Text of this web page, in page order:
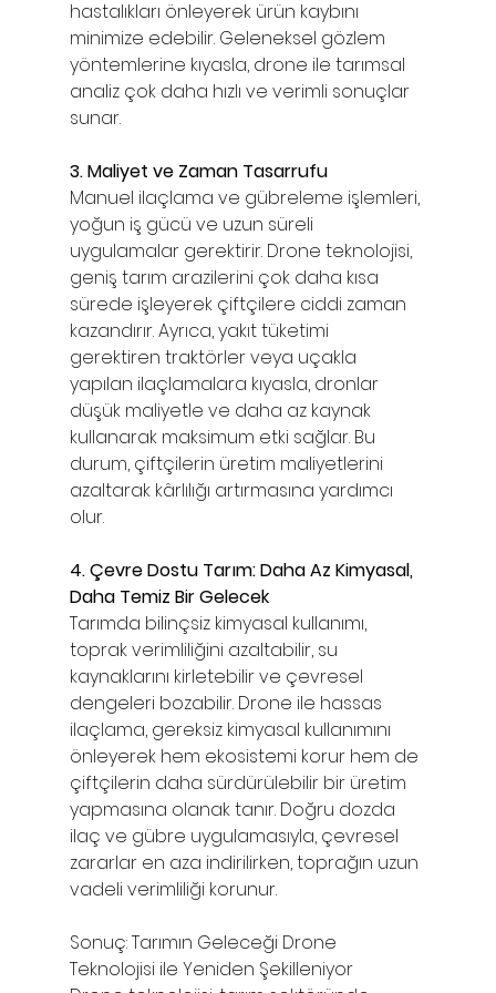
hastalıkları önleyerek ürün kaybını
minimize edebilir. Geleneksel gözlem
yöntemlerine kıyasla, drone ile tarımsal
analiz çok daha hızlı ve verimli sonuçlar
sunar.
3. Maliyet ve Zaman Tasarrufu
Manuel ilaçlama ve gübreleme işlemleri,
yoğun iş gücü ve uzun süreli
uygulamalar gerektirir. Drone teknolojisi,
geniş tarım arazilerini çok daha kısa
sürede işleyerek çiftçilere ciddi zaman
kazandırır. Ayrıca, yakıt tüketimi
gerektiren traktörler veya uçakla
yapılan ilaçlamalara kıyasla, dronlar
düşük maliyetle ve daha az kaynak
kullanarak maksimum etki sağlar. Bu
durum, çiftçilerin üretim maliyetlerini
azaltarak kârlılığı artırmasına yardımcı
olur.
4. Çevre Dostu Tarım: Daha Az Kimyasal,
Daha Temiz Bir Gelecek
Tarımda bilinçsiz kimyasal kullanımı,
toprak verimliliğini azaltabilir, su
kaynaklarını kirletebilir ve çevresel
dengeleri bozabilir. Drone ile hassas
ilaçlama, gereksiz kimyasal kullanımını
önleyerek hem ekosistemi korur hem de
çiftçilerin daha sürdürülebilir bir üretim
yapmasına olanak tanır. Doğru dozda
ilaç ve gübre uygulamasıyla, çevresel
zararlar en aza indirilirken, toprağın uzun
vadeli verimliliği korunur.
Sonuç: Tarımın Geleceği Drone
Teknolojisi ile Yeniden Şekilleniyor